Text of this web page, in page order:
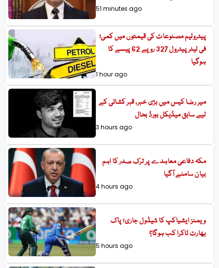
51 minutes ago
پیٹرولیم مصنوعات کی قیمتوں میں کمی؛
فی لیٹر پیٹرول 327 روپے 62 پیسے کا
ہوگیا
1 hour ago
میر رضا کیس میں بڑی خبر، قبر کشائی کے
لیے سابق میڈیکل بورڈ بحال
3 hours ago
مکہ دفاعی معاہدے پر ترک صدر کا اہم
بیان سامنے آگیا
4 hours ago
ویمنز ایشیاکپ کا شیڈول جاری؛ پاک
بھارت ٹاکرا کب ہوگا؟
5 hours ago